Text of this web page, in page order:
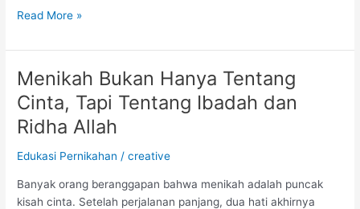
Read More »
Menikah Bukan Hanya Tentang
Cinta, Tapi Tentang Ibadah dan
Ridha Allah
Edukasi Pernikahan /creative
Banyak orang beranggapan bahwa menikah adalah puncak
kisah cinta. Setelah perjalanan panjang, dua hati akhirnya
Menikah
Bukan
Hanya
Tentang
Tapi
Tentang
Ibadah